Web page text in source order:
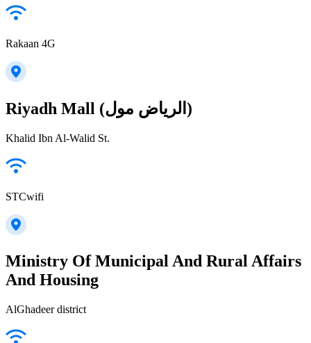
Rakaan 4G
Riyadh Mall (الرياض مول)
Khalid Ibn Al-Walid St.
STCwifi
Ministry Of Municipal And Rural Affairs
And Housing
AlGhadeer district